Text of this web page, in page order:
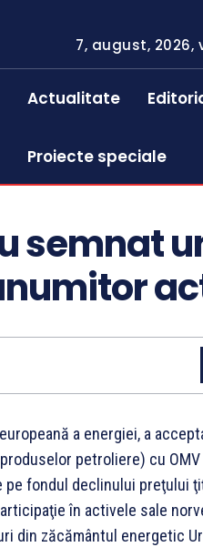
7, august, 2026,
Actualitate
Proiecte speciale
semnat
a energiei, a
petroliere) cu OMV
fondul declinului preţului
în activele sale
din zăcământul energetic